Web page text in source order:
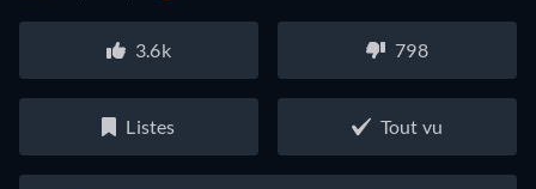
3.6k 798
Listes Tout vu